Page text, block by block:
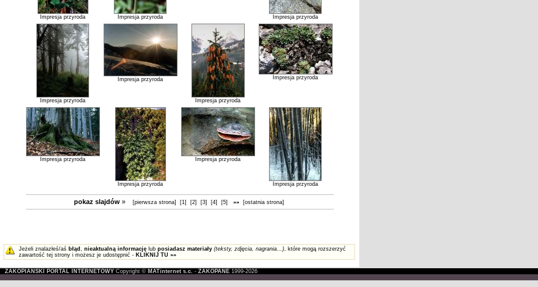
Impresja przyroda Impresja przyroda Impresja przyroda
Impresja przyroda
Impresja przyroda
Impresja przyroda
Impresja przyroda
Impresja przyroda
Impresja przyroda
Impresja przyroda
Impresja przyroda
pokaz slajdów » [pierwsza strona] [1] [2] [3] [4] [5] »» [ostatnia strona]
Jeżeli znalazłeś/aś błąd , nieaktualną informacjęlub posiadasz materiały (teksty, zdjęcia, nagrania...), które mogą rozszerzyć
zawartość tej strony i możesz je udostępnić - KLIKNIJ TU »»
ZAKOPIAŃSKI PORTAL INTERNETOWYCopyright © MATinternet s.c. - ZAKOPANE1999-2026